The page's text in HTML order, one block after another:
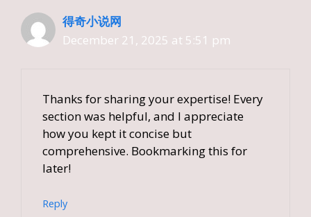
得奇小说网
December 21, 2025 at 5:51 pm
Thanks for sharing your expertise! Every
section was helpful, and I appreciate
how you kept it concise but
comprehensive. Bookmarking this for
later!
Reply